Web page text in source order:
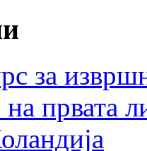
за
првата